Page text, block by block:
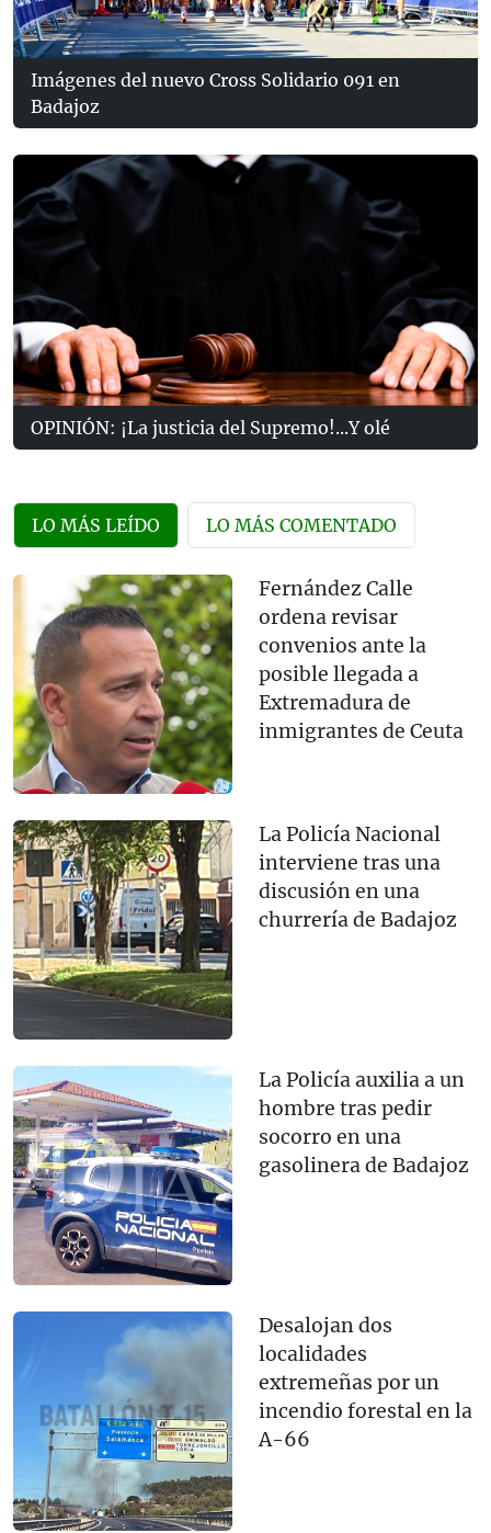
Imágenes del nuevo Cross Solidario 091 en
Badajoz
OPINIÓN: ¡La justicia del Supremo!...Y olé
LO MÁS LEÍDO LO MÁS COMENTADO
Fernández Calle
ordena revisar
convenios ante la
posible llegada a
Extremadura de
inmigrantes de Ceuta
La Policía Nacional
interviene tras una
discusión en una
churrería de Badajoz
La Policía auxilia a un
hombre tras pedir
socorro en una
gasolinera de Badajoz
Desalojan dos
localidades
extremeñas por un
incendio forestal en la
A-66